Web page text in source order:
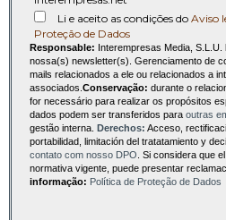
Li e aceito as condições do Aviso
Proteção de Dados
Responsable: Interempresas Media, S.L.U.
nossa(s) newsletter(s). Gerenciamento de
mails relacionados a ele ou relacionados a
associados. Conservação: durante o
for necessário para realizar os propósitos
dados podem ser transferidos para outras
gestão interna.
Derechos: Acceso,
portabilidad, limitación del tratatamiento y
contato com nosso DPO . Si considera que
normativa vigente, puede presentar
informação: Política de Proteção de Dados